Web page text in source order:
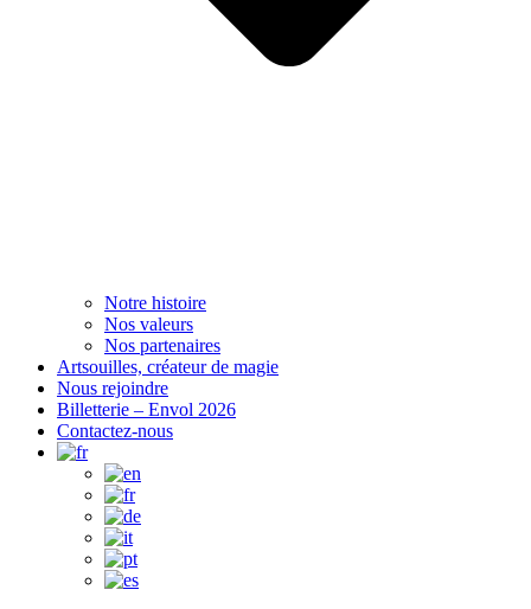
Notre histoire
Nos valeurs
Nos partenaires
Artsouilles, créateur de magie
Nous rejoindre
Billetterie – Envol 2026
Contactez-nous